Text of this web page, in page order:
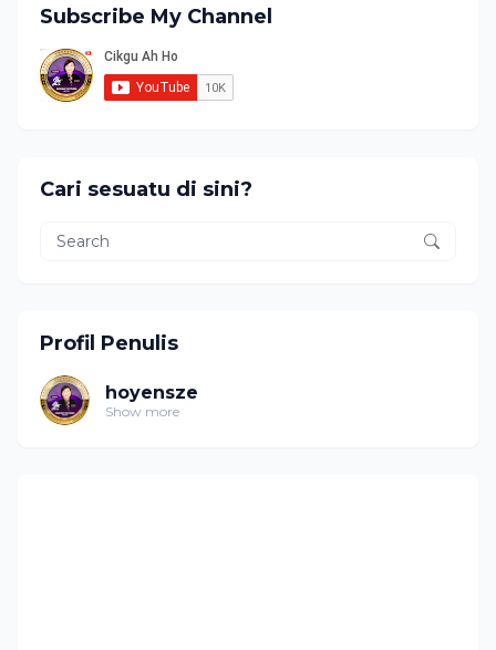
Subscribe My Channel
Cari sesuatu di sini?
Profil Penulis
hoyensze
Show more